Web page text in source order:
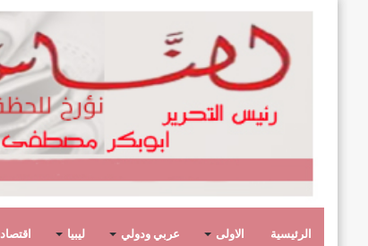
الرئيسية الاولى عربي ودولي ليبيا اقتصاد